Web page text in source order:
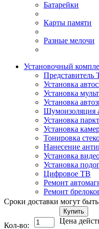
Батарейки
Карты памяти
Разные мелочи
Установочный
Представитель
Установка
Установка
Установка
Шумоизоляция
Установка
Установка
Тонировка
Нанесение
Установка
Установка
Цифровое ТВ
Ремонт
Ремонт
Сроки доставки могут
Кол-во:
Купить
Цена